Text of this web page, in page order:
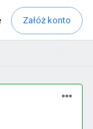
Załóż konto